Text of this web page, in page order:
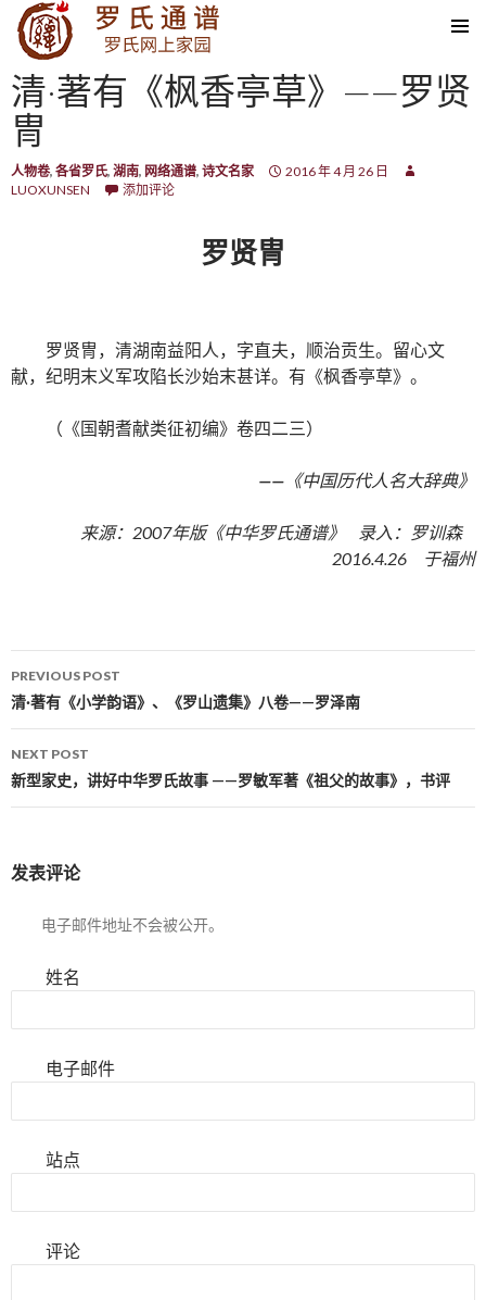
SKIP TO CONTENT
清·著有《枫香亭草》——罗贤
冑
人物卷, 各省罗氏, 湖南, 网络通谱, 诗文名家
2016 年 4 月 26 日
LUOXUNSEN
添加评论
罗贤冑
罗贤冑，清湖南益阳人，字直夫，顺治贡生。留心文
献，纪明末义军攻陷长沙始末甚详。有《枫香亭草》。
（《国朝耆献类征初编》卷四二三）
—— 《中国历代人名大辞典》
来源：2007年版《中华罗氏通谱》 录入：罗训森
2016.4.26 于福州
Post navigation
PREVIOUS POST
清·著有《小学韵语》、《罗山遗集》八卷——罗泽南
NEXT POST
新型家史，讲好中华罗氏故事 ——罗敏军著《祖父的故事》，书评
发表评论
电子邮件地址不会被公开。
姓名
电子邮件
站点
评论